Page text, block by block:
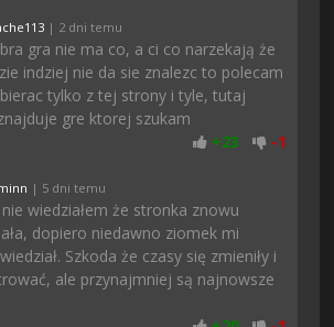
| 2 dni temu
gra nie ma co, a ci co narzekają że
indziej nie da sie znalezc to polecam
tylko z tej strony i tyle, tutaj
gre ktorej szukam
+23 -1
| 5 dni temu
wiedziałem że stronka znowu
dopiero niedawno ziomek mi
Szkoda że czasy się zmieniły i
ale przynajmniej są najnowsze